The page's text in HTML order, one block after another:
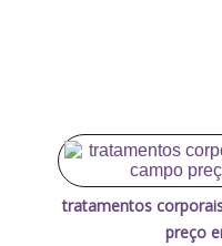
tratamentos
preço